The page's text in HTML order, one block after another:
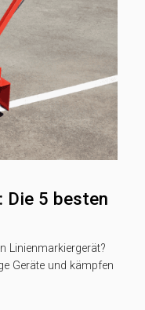
Die 5 besten
Linienmarkiergerät?
Geräte und kämpfen